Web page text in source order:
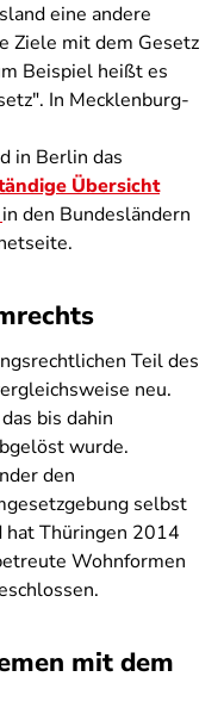
eine andere
Ziele mit dem Gesetz
Beispiel heißt es
In Mecklenburg-
in Berlin das
Übersicht
in den Bundesländern
Teil des
neu.
bis dahin
wurde.
den
selbst
Thüringen 2014
Wohnformen
mit dem